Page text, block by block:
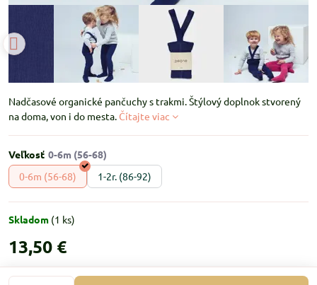
Nadčasové organické pančuchy s trakmi. Štýlový doplnok stvorený
na doma, von i do mesta. Čítajte viac
Veľkosť
0-6m (56-68)
1-2r. (86-92)
Skladom (1 ks)
13,50 €